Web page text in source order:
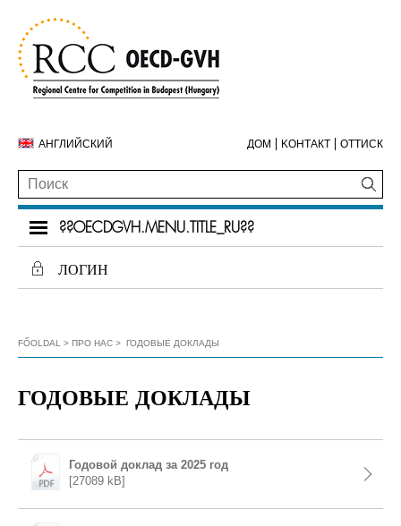
АНГЛИЙСКИЙ ДОМ KОНТАКТ ОТТИСК
??OECDGVH.MENU.TITLE_RU??
ЛОГИН
FŐOLDAL ПРО НАС ГОДОВЫЕ ДОКЛАДЫ
ГОДОВЫЕ ДОКЛАДЫ
Годовой доклад за 2025 год
[27089 kB]